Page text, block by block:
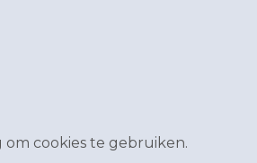
cookies te gebruiken.